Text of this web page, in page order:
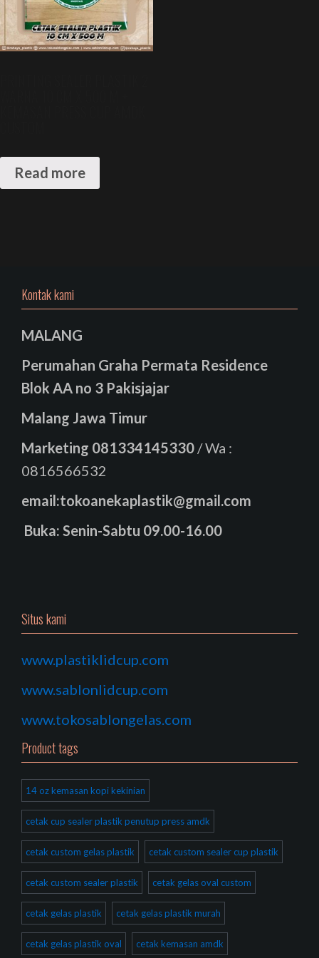
Read more
Kontak kami
MALANG
Perumahan Graha Permata Residence
Blok AA no 3 Pakisjajar
Malang Jawa Timur
Marketing 081334145330 / Wa :
0816566532
email:tokoanekaplastik@gmail.com
Buka: Senin-Sabtu 09.00-16.00
Situs kami
www.plastiklidcup.com
www.sablonlidcup.com
www.tokosablongelas.com
Product tags
14 oz kemasan kopi kekinian
cetak cup sealer plastik penutup press amdk
cetak custom gelas plastik cetak custom sealer cup plastik
cetak custom sealer plastik cetak gelas oval custom
cetak gelas plastik cetak gelas plastik murah
cetak gelas plastik oval cetak kemasan amdk